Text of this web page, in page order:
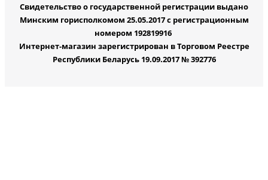
Свидетельство о государственной регистрации выдано
Минским горисполкомом 25.05.2017 с регистрационным
номером 192819916
Интернет-магазин зарегистрирован в Торговом Реестре
Республики Беларусь 19.09.2017 № 392776